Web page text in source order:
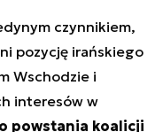
czynnikiem,
pozycję irańskiego
Wschodzie i
interesów w
powstania koalicji